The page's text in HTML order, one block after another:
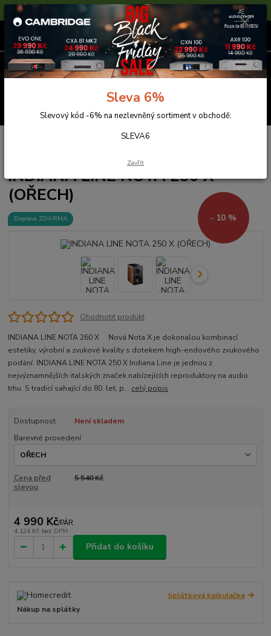
Sleva 6% na nezlevněné zboží s kódem SLEVA6
Menu
0ks
0,00 Kč
Indiana Line
INDIANA LINE NOTA 250 X
(OŘECH)
Doprava ZDARMA - 10 %
Ohodnotit produkt
INDIANA LINE NOTA 260 X Nová Nota X je dokonalou kombinací
estetiky, výrobní a zvukové kvality s dotekem high-endového zvukového
podání. INDIANA LINE NOTA 250 X Indiana Line je jednou z
nejvýznamnějších italských značek nabízejících reproduktory na audio
trhu. S tradicí sahající do 80. let, p... celý popis
Dostupnost
Není skladem
Barevné provedení
Cena před
slevou
5 540 Kč
4 990 Kč/PÁR
4 124 Kč bez DPH
Přidat do košíku
Splátková kalkulačka
Nákup na splátky
Sleva 6%
Slevový kód -6% na nezlevněný sortiment v obchodě:
SLEVA6
Zavřít